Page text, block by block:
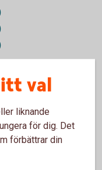
val
liknande
för dig. Det
förbättrar din